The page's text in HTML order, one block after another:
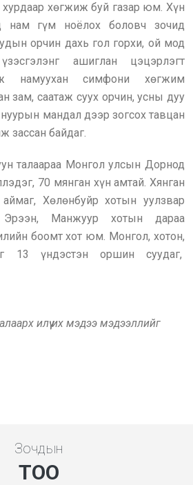
хөгжиж буй газар юм. Хүн
нам гүм ноёлох боловч зочид
орчин дахь гол горхи, ой мод
ашиглан цэцэрлэгт
намуухан симфони хөгжим
зам, саатаж суух орчин, усны дуу
мандал дээр зогсох тавцан
зассан байдаг.
талаараа Монгол улсын Дорнод
70 мянган хүн амтай. Хянган
Хөлөнбуйр хотын уулзвар
Эрээн, Манжуур хотын дараа
боомт хот юм. Монгол, хотон,
13 үндэстэн оршин суудаг,
илүү их мэдээ мэдээллийг
Зочдын
ТОО